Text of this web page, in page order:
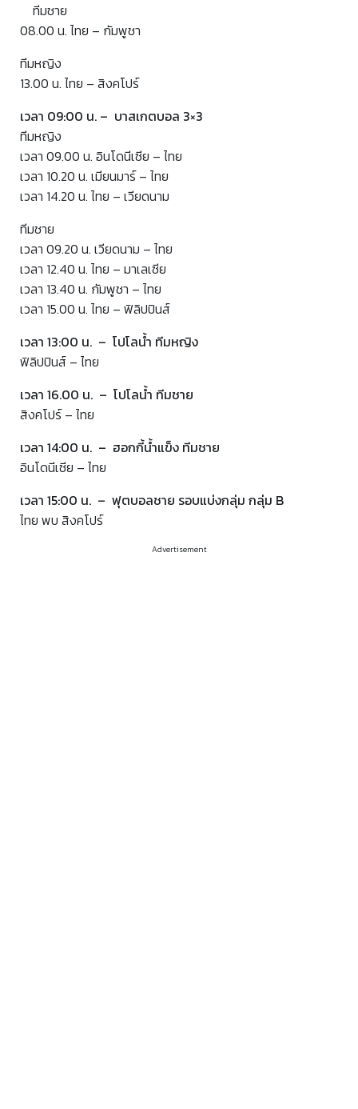
ทีมชาย
08.00 น. ไทย – กัมพูชา
ทีมหญิง
13.00 น. ไทย – สิงคโปร์
เวลา 09:00 น. – บาสเกตบอล 3×3
ทีมหญิง
เวลา 09.00 น. อินโดนีเซีย – ไทย
เวลา 10.20 น. เมียนมาร์ – ไทย
เวลา 14.20 น. ไทย – เวียดนาม
ทีมชาย
เวลา 09.20 น. เวียดนาม – ไทย
เวลา 12.40 น. ไทย – มาเลเซีย
เวลา 13.40 น. กัมพูชา – ไทย
เวลา 15.00 น. ไทย – ฟิลิปปินส์
เวลา 13:00 น. – โปโลน้ำ ทีมหญิง
ฟิลิปปินส์ – ไทย
เวลา 16.00 น. – โปโลน้ำ ทีมชาย
สิงคโปร์ – ไทย
เวลา 14:00 น. – ฮอกกี้น้ำแข็ง ทีมชาย
อินโดนีเซีย – ไทย
เวลา 15:00 น. – ฟุตบอลชาย รอบแบ่งกลุ่ม กลุ่ม B
ไทย พบ สิงคโปร์
Advertisement